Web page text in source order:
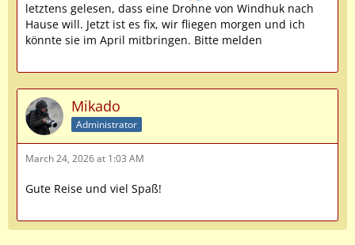
letztens gelesen, dass eine Drohne von Windhuk nach
Hause will. Jetzt ist es fix, wir fliegen morgen und ich
könnte sie im April mitbringen. Bitte melden
Mikado
Administrator
March 24, 2026 at 1:03 AM
Gute Reise und viel Spaß!